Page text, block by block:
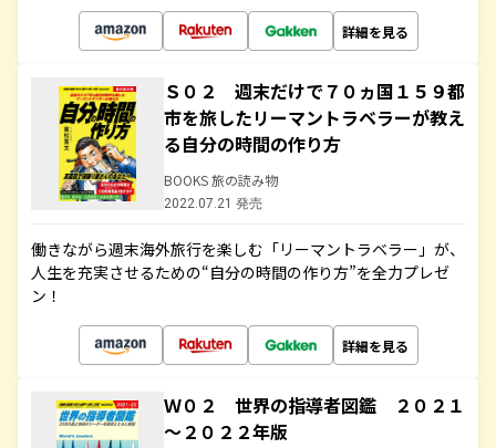
詳細を見る
Ｓ０２ 週末だけで７０ヵ国１５９都
市を旅したリーマントラベラーが教え
る自分の時間の作り方
BOOKS 旅の読み物
2022.07.21 発売
働きながら週末海外旅行を楽しむ「リーマントラベラー」が、
人生を充実させるための“自分の時間の作り方”を全力プレゼ
ン！
詳細を見る
Ｗ０２ 世界の指導者図鑑 ２０２１
～２０２２年版